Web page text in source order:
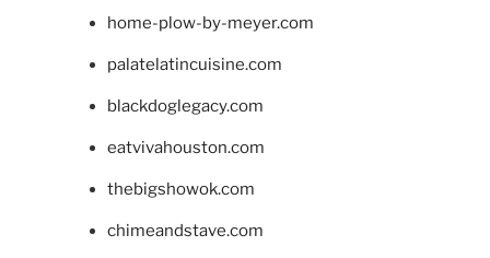
home-plow-by-meyer.com
palatelatincuisine.com
blackdoglegacy.com
eatvivahouston.com
thebigshowok.com
chimeandstave.com